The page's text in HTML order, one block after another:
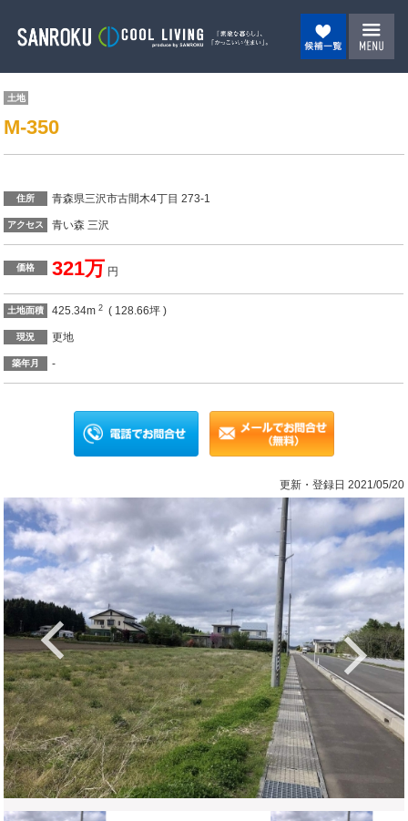
土地
M-350
住所 青森県三沢市古間木4丁目 273-1
アクセス 青い森 三沢
価格 321万 円
土地面積 425.34m2 ( 128.66坪 )
現況 更地
築年月 -
更新・登録日 2021/05/20
Previous